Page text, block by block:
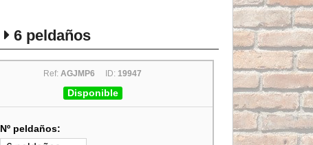
6 peldaños
Ref:AGJMP6 ID:19947
Disponible
Nº peldaños: